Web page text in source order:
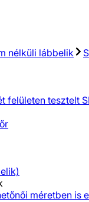
nélküli lábbelik
felületen tesztelt
női méretben is